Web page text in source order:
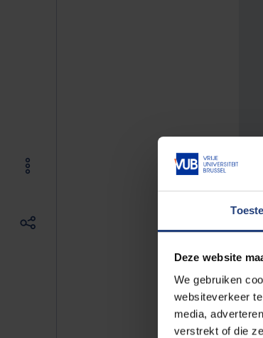
Deze website
We gebruiken
websiteverkeer
media,
verstrekt of die